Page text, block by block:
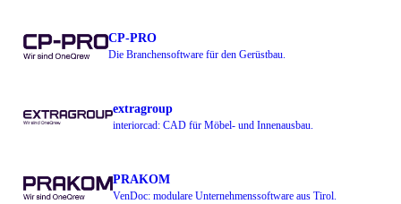
CP-PRO
Die Branchensoftware für den Gerüstbau.
extragroup
interiorcad: CAD für Möbel- und Innenausbau.
PRAKOM
VenDoc: modulare Unternehmenssoftware aus Tirol.